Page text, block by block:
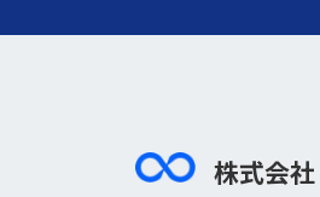
株式会社